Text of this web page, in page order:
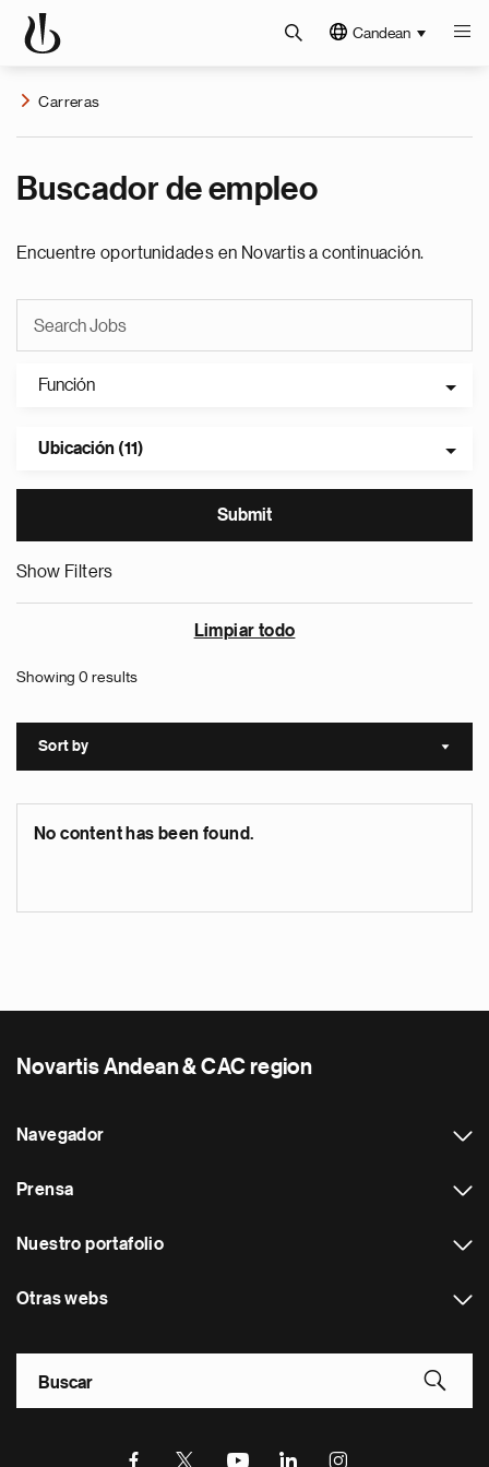
Candean
Carreras
Buscador de empleo
Encuentre oportunidades en Novartis a continuación.
Función
Ubicación (11)
Show Filters
Limpiar todo
Showing 0 results
Sort by Sort
No content has been found.
Novartis Andean & CAC region
Navegador
Prensa
Nuestro portafolio
Otras webs